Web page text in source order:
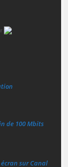
de 100 Mbits
sur Canal